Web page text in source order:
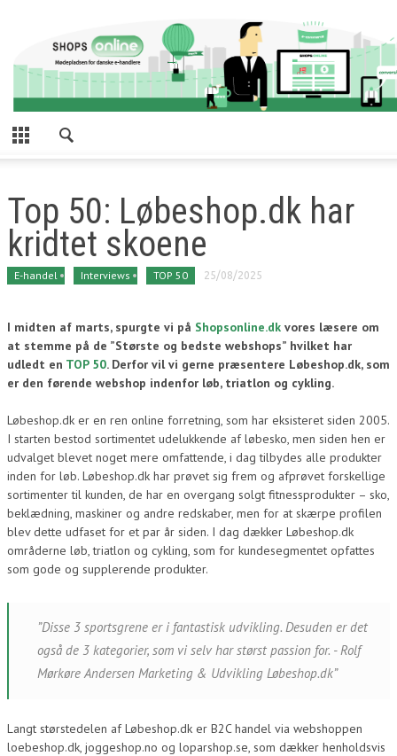
Top 50: Løbeshop.dk har
kridtet skoene
E-handel Interviews TOP 50 25/08/2025
I midten af marts, spurgte vi på Shopsonline.dk vores læsere om
at stemme på de ”Største og bedste webshops” hvilket har
udledt en TOP 50. Derfor vil vi gerne præsentere Løbeshop.dk, som
er den førende webshop indenfor løb, triatlon og cykling.
Løbeshop.dk er en ren online forretning, som har eksisteret siden 2005.
I starten bestod sortimentet udelukkende af løbesko, men siden hen er
udvalget blevet noget mere omfattende, i dag tilbydes alle produkter
inden for løb. Løbeshop.dk har prøvet sig frem og afprøvet forskellige
sortimenter til kunden, de har en overgang solgt fitnessprodukter – sko,
beklædning, maskiner og andre redskaber, men for at skærpe profilen
blev dette udfaset for et par år siden. I dag dækker Løbeshop.dk
områderne løb, triatlon og cykling, som for kundesegmentet opfattes
som gode og supplerende produkter.
”Disse 3 sportsgrene er i fantastisk udvikling. Desuden er det
også de 3 kategorier, som vi selv har størst passion for. - Rolf
Mørkøre Andersen Marketing & Udvikling Løbeshop.dk”
Langt størstedelen af Løbeshop.dk er B2C handel via webshoppen
loebeshop.dk, joggeshop.no og loparshop.se, som dækker henholdsvis